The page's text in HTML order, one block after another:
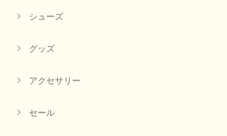
シューズ
グッズ
アクセサリー
セール